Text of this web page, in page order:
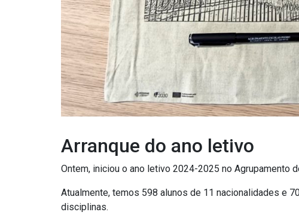
Arranque do ano letivo
Ontem, iniciou o ano letivo 2024-2025 no Agrupamento
Atualmente, temos 598 alunos de 11 nacionalidades e
disciplinas.